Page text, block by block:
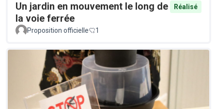
Un jardin en mouvement le long de
la voie ferrée
Réalisé
Proposition officielle 1